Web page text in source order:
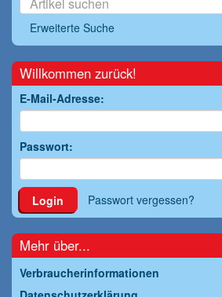
Erweiterte Suche
Willkommen zurück!
E-Mail-Adresse:
Passwort:
Login Passwort vergessen?
Mehr über...
Verbraucherinformationen